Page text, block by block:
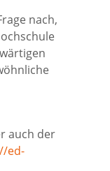
nach,
auch der
ed-